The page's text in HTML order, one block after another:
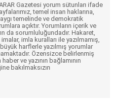
Gazetesi yorum sütunları ifade
temel insan haklarına,
temelinde ve demokratik
açıktır. Yorumların içerik ve
da sorumluluğundadır. Hakaret,
imla kuralları ile yazılmamış,
harflerle yazılmış yorumlar
Özensizce belirlenmiş
ve yazının bağlamının
bakılmaksızın